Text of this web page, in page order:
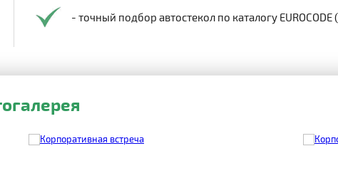
- точный подбор автостекол по каталогу EUROCODE